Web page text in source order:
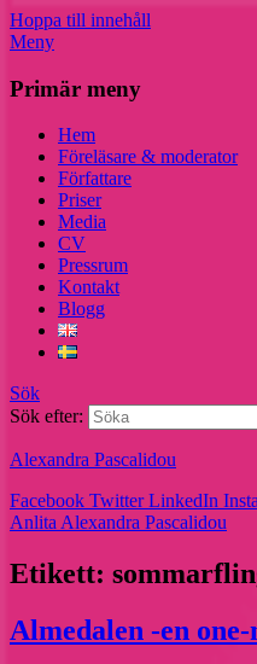
Hoppa till innehåll
Meny
Primär meny
Hem
Föreläsare & moderator
Författare
Priser
Media
CV
Pressrum
Kontakt
Blogg
Sök
Sök efter:
Alexandra Pascalidou
Facebook Twitter LinkedIn
Anlita Alexandra Pascalidou
Etikett:
Almedalen -en